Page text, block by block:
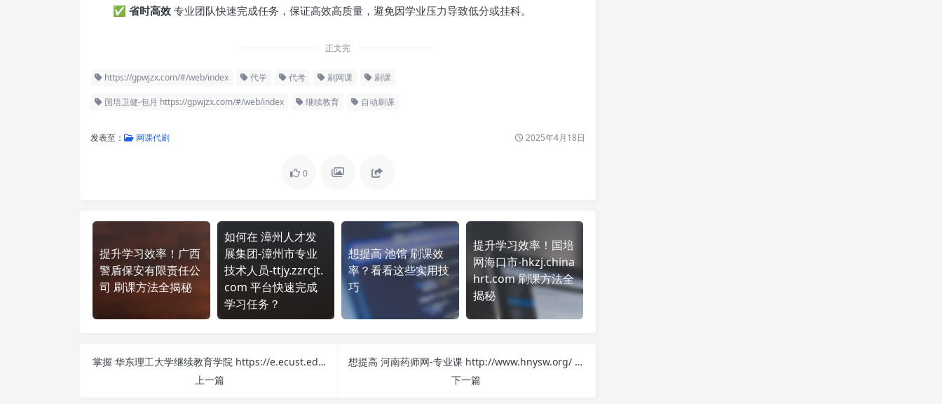
✅ 省时高效 专业团队快速完成任务，保证高效高质量，避免因学业压力导致低分或挂科。
正文完
https://gpwjzx.com/#/web/index 代学 代考 刷网课 刷课
国培卫健-包月 https://gpwjzx.com/#/web/index 继续教育 自动刷课
发表至： 网课代刷 2025年4月18日
0
提升学习效率！广西
警盾保安有限责任公
司 刷课方法全揭秘
如何在 漳州人才发
展集团-漳州市专业
技术人员-ttjy.zzrcjt.
com 平台快速完成
学习任务？
想提高 池馆 刷课效
率？看看这些实用技
巧
提升学习效率！国培
网海口市-hkzj.china
hrt.com 刷课方法全
揭秘
掌握 华东理工大学继续教育学院 https://e.ecust.edu.cn/portal/ 课程，简单刷课技巧分享！
上一篇
想提高 河南药师网-专业课 http://www.hnysw.org/ 刷课效率？看看这些实用技巧
下一篇